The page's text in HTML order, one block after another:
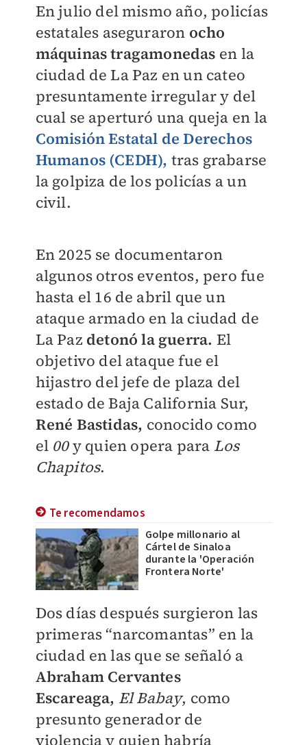
En julio del mismo año, policías
estatales aseguraron ocho
máquinas tragamonedas en la
ciudad de La Paz en un cateo
presuntamente irregular y del
cual se aperturó una queja en la
Comisión Estatal de Derechos
Humanos (CEDH), tras grabarse
la golpiza de los policías a un
civil.
En 2025 se documentaron
algunos otros eventos, pero fue
hasta el 16 de abril que un
ataque armado en la ciudad de
La Paz detonó la guerra. El
objetivo del ataque fue el
hijastro del jefe de plaza del
estado de Baja California Sur,
René Bastidas, conocido como
el 00y quien opera para Los
Chapitos.
Te recomendamos
Golpe millonario al
Cártel de Sinaloa
durante la 'Operación
Frontera Norte'
Dos días después surgieron las
primeras “narcomantas” en la
ciudad en las que se señaló a
Abraham Cervantes
Escareaga, El Babay, como
presunto generador de
violencia y quien habría